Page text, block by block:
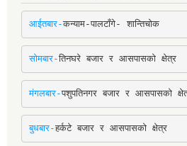
आईतबार-कन्याम-पालटाँगे- शान्तिचोक
सोमबार-तिनघरे बजार र आसपासको क्षेत्र
मंगलबार-पशुपतिनगर बजार र आसपासको
बुधबार-हर्कटे बजार र आसपासको क्षेत्र